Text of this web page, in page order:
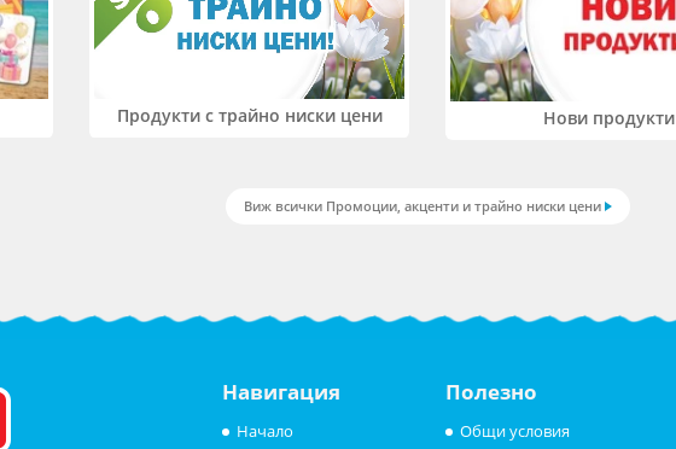
Продукти с трайно ниски цени Нови продукти
Виж всички Промоции, акценти и трайно ниски цени
Навигация
Начало
Полезно
Общи условия